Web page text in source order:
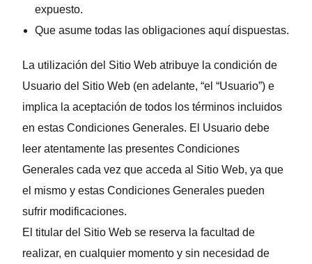
expuesto.
Que asume todas las obligaciones aquí dispuestas.
La utilización del Sitio Web atribuye la condición de
Usuario del Sitio Web (en adelante, “el “Usuario”) e
implica la aceptación de todos los términos incluidos
en estas Condiciones Generales. El Usuario debe
leer atentamente las presentes Condiciones
Generales cada vez que acceda al Sitio Web, ya que
el mismo y estas Condiciones Generales pueden
sufrir modificaciones.
El titular del Sitio Web se reserva la facultad de
realizar, en cualquier momento y sin necesidad de